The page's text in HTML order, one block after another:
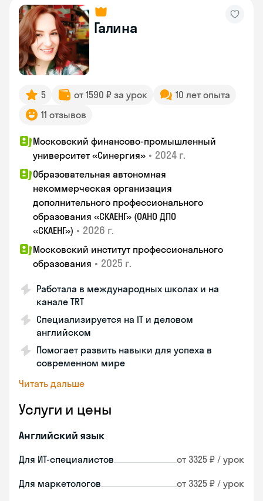
Галина
5 от 1590 ₽ за урок
10 лет опыта
11 отзывов
Московский финансово-промышленный
университет «Синергия» • 2024 г.
Образовательная автономная
некоммерческая организация
дополнительного профессионального
образования «СКАЕНГ» (ОАНО ДПО
«СКАЕНГ») • 2026 г.
Московский институт профессионального
образования • 2025 г.
Работала в международных школах и на
канале TRT
Специализируется на IT и деловом
английском
Помогает развить навыки для успеха в
современном мире
Читать дальше
Услуги и цены
Английский язык
Для ИТ-специалистов от 3325 ₽ / урок
Для маркетологов от 3325 ₽ / урок